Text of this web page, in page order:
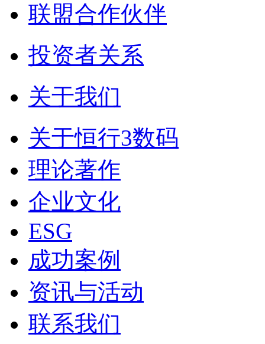
联盟合作伙伴
投资者关系
关于我们
关于恒行3数码
理论著作
企业文化
ESG
成功案例
资讯与活动
联系我们